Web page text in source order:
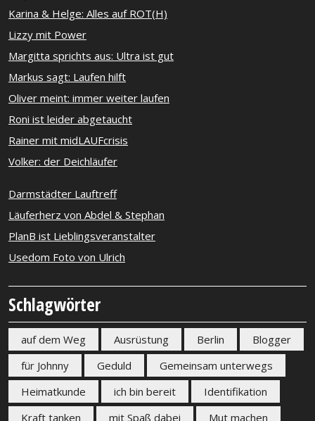
Karina & Helge: Alles auf ROT(H)
Lizzy mit Power
Margitta sprichts aus: Ultra ist gut
Markus sagt: Laufen hilft
Oliver meint: immer weiter laufen
Roni ist leider abgetaucht
Rainer mit midLAUFcrisis
Volker: der Deichläufer
Darmstädter Lauftreff
Läuferherz von Abdel & Stephan
PlanB ist Lieblingsveranstalter
Usedom Foto von Ulrich
Schlagwörter
auf dem Weg Ausrüstung Berlin
Blogger
für Johnny
Geduld
Gemeinsam unterwegs
Heimatkunde
ich bin bereit
Identifikation
Kraft tanken
mit Spaß dabei
Mut machen